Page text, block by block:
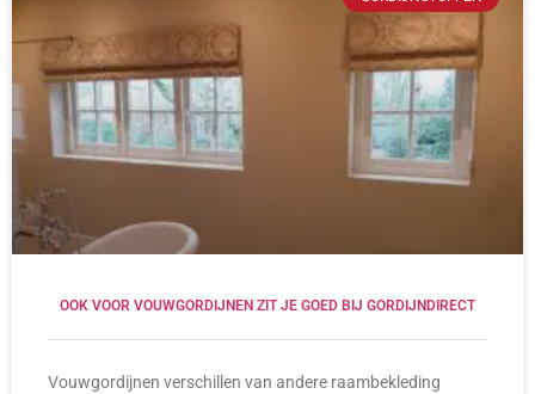
OOK VOOR VOUWGORDIJNEN ZIT JE GOED BIJ GORDIJNDIRECT
Vouwgordijnen verschillen van andere raambekleding